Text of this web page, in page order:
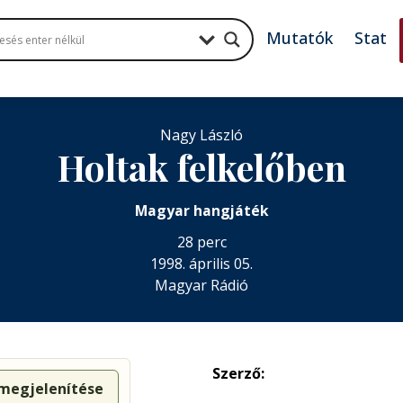
Mutatók Stat
Nagy László
Holtak felkelőben
Magyar hangjáték
28 perc
1998. április 05.
Magyar Rádió
Szerző: